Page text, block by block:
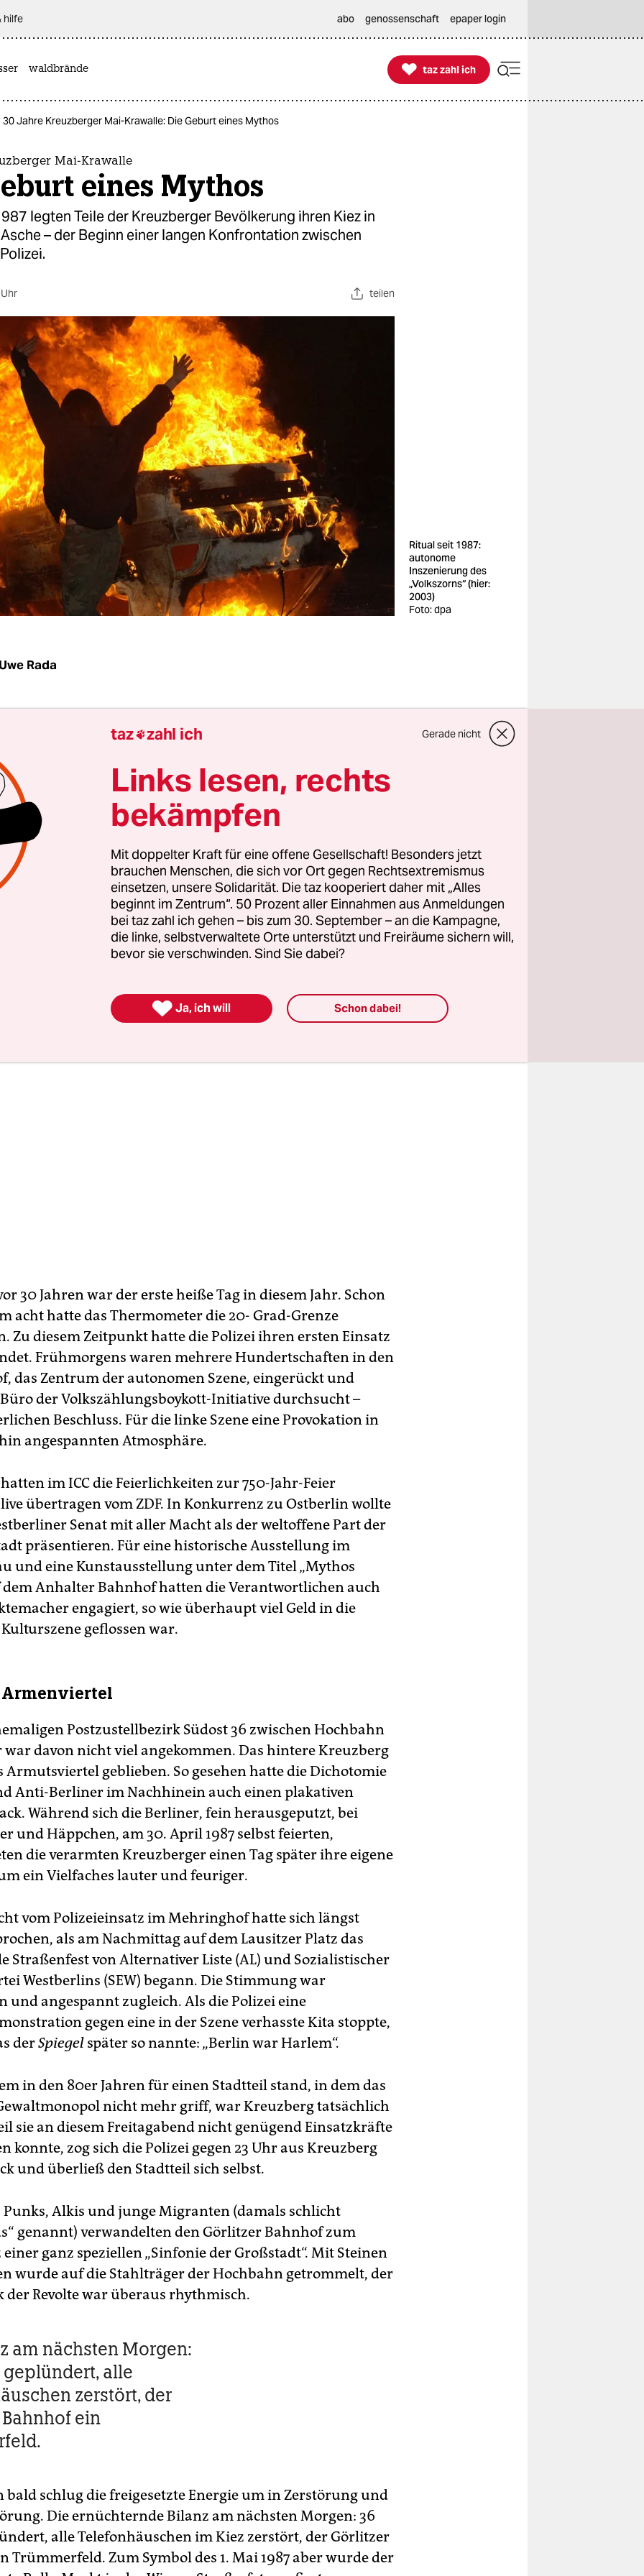
hilfe abo genossenschaft epaper login
waldbrände 
taz zahl ich
taz zahl ich
30 Jahre Kreuzberger Mai-Krawalle: Die Geburt eines Mythos
Mai-Krawalle
eines Mythos
legten Teile der Kreuzberger Bevölkerung ihren Kiez in
– der Beginn einer langen Konfrontation zwischen
teilen
Ritual seit 1987:
autonome
Inszenierung des
„Volkszorns“ (hier:
2003)
Foto: dpa
Uwe Rada
die Berlin am 1. Mai 1987 völlig unvorbereitet getroffen
einen Tag alt, da hatte Berlins Regierender
Eberhard Diepgen (CDU) bereits eine Erklärung parat:
von Anti-Berlinern hat sich in brutaler Gewalt
um zu stören und zu zerstören. Das lassen sich die
gefallen.“
Wort in der Welt, das die linke Szene, an die es gerichtet
gerne annahm. Berliner versus Anti-Berliner, das
ganz dem Wunsch der Autonomen nach einer
Gegenmacht“. Einem permanenten
wie er sich in der Nacht vom 1. auf den 2. Mai 1987
geworden ist. Kreuzberg SO 36.
30 Jahren war der erste heiße Tag in diesem Jahr. Schon
acht hatte das Thermometer die 20- Grad-Grenze
Zu diesem Zeitpunkt hatte die Polizei ihren ersten Einsatz
Frühmorgens waren mehrere Hundertschaften in den
das Zentrum der autonomen Szene, eingerückt und
der Volkszählungsboykott-Initiative durchsucht –
Beschluss. Für die linke Szene eine Provokation in
angespannten Atmosphäre.
im ICC die Feierlichkeiten zur 750-Jahr-Feier
übertragen vom ZDF. In Konkurrenz zu Ostberlin wollte
Senat mit aller Macht als der weltoffene Part der
präsentieren. Für eine historische Ausstellung im
und eine Kunstausstellung unter dem Titel „Mythos
Anhalter Bahnhof hatten die Verantwortlichen auch
engagiert, so wie überhaupt viel Geld in die
geflossen war.
Postzustellbezirk Südost 36 zwischen Hochbahn
davon nicht viel angekommen. Das hintere Kreuzberg
Armutsviertel geblieben. So gesehen hatte die Dichotomie
Anti-Berliner im Nachhinein auch einen plakativen
Während sich die Berliner, fein herausgeputzt, bei
und Häppchen, am 30. April 1987 selbst feierten,
die verarmten Kreuzberger einen Tag später ihre eigene
ein Vielfaches lauter und feuriger.
vom Polizeieinsatz im Mehringhof hatte sich längst
als am Nachmittag auf dem Lausitzer Platz das
Straßenfest von Alternativer Liste (AL) und Sozialistischer
Westberlins (SEW) begann. Die Stimmung war
und angespannt zugleich. Als die Polizei eine
gegen eine in der Szene verhasste Kita stoppte,
derSpiegel später so nannte: „Berlin war Harlem“.
in den 80er Jahren für einen Stadtteil stand, in dem das
nicht mehr griff, war Kreuzberg tatsächlich
sie an diesem Freitagabend nicht genügend Einsatzkräfte
konnte, zog sich die Polizei gegen 23 Uhr aus Kreuzberg
und überließ den Stadtteil sich selbst.
Alkis und junge Migranten (damals schlicht
genannt) verwandelten den Görlitzer Bahnhof zum
ganz speziellen „Sinfonie der Großstadt“. Mit Steinen
wurde auf die Stahlträger der Hochbahn getrommelt, der
der Revolte war überaus rhythmisch.
am nächsten Morgen:
geplündert, alle
zerstört, der
ein
bald schlug die freigesetzte Energie um in Zerstörung und
Die ernüchternde Bilanz am nächsten Morgen: 36
alle Telefonhäuschen im Kiez zerstört, der Görlitzer
Trümmerfeld. Zum Symbol des 1. Mai 1987 aber wurde der
taz zahl ich Gerade nicht
Links lesen, rechts
bekämpfen
Mit doppelter Kraft für eine offene Gesellschaft! Besonders jetzt
brauchen Menschen, die sich vor Ort gegen Rechtsextremismus
einsetzen, unsere Solidarität. Die taz kooperiert daher mit „Alles
beginnt im Zentrum“. 50 Prozent aller Einnahmen aus Anmeldungen
bei taz zahl ich gehen – bis zum 30. September – an die Kampagne,
die linke, selbstverwaltete Orte unterstützt und Freiräume sichern will,
bevor sie verschwinden. Sind Sie dabei?
 Ja, ich will Schon dabei!